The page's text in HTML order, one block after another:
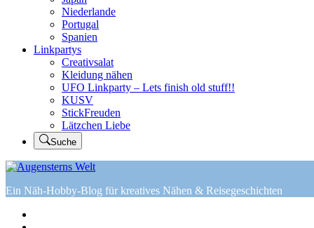
Niederlande
Portugal
Spanien
Linkpartys
Creativsalat
Kleidung nähen
UFO Linkparty – Lets finish old stuff!!
KUSV
StickFreuden
Lätzchen Liebe
Suche
Ein Näh-Hobby-Blog für kreatives Nähen & Reisegeschichten